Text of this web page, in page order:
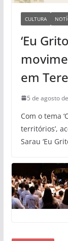
CULTURA
‘Eu
em
5 de agosto
Com o tema
territórios’,
Sarau ‘Eu